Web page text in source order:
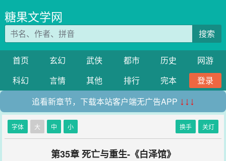
糖果文学网
搜索
首页 玄幻 武侠 都市 历史
网游
科幻
言情 其他 排行 完本
登录
追看新章节，下载本站客户端无广告APP ↓↓↓
字体 大 中 小 换手 关灯
第35章 死亡与重生-《白泽馆》